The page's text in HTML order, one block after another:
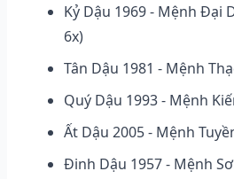
Kỷ Dậu 1969 - Mệnh Đại
6x)
Tân Dậu 1981 - Mệnh
Quý Dậu 1993 - Mệnh
Ất Dậu 2005 - Mệnh
Đinh Dậu 1957 - Mệnh